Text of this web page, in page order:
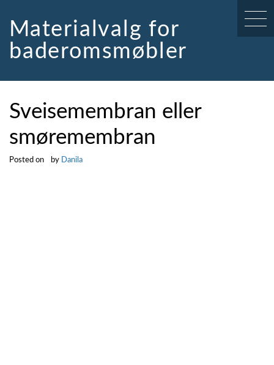
contentMaterialvalg for
baderomsmøbler
Sveisemembran eller
smøremembran
Posted on by Danila